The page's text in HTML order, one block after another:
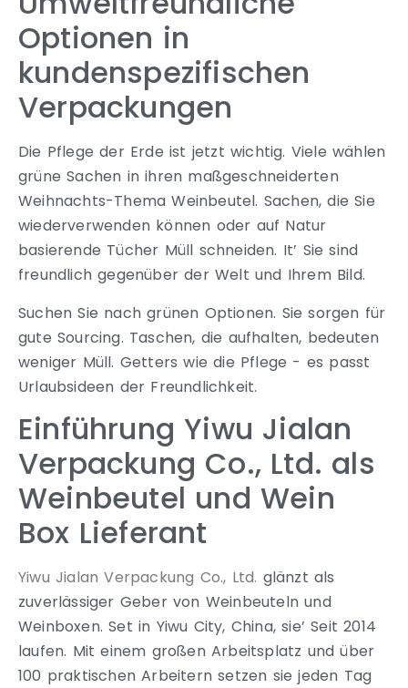
Optionen in
kundenspezifischen
Verpackungen
Die Pflege der Erde ist jetzt wichtig. Viele wählen
grüne Sachen in ihren maßgeschneiderten
Weihnachts-Thema Weinbeutel. Sachen, die Sie
wiederverwenden können oder auf Natur
basierende Tücher Müll schneiden. It’ Sie sind
freundlich gegenüber der Welt und Ihrem Bild.
Suchen Sie nach grünen Optionen. Sie sorgen für
gute Sourcing. Taschen, die aufhalten, bedeuten
weniger Müll. Getters wie die Pflege - es passt
Urlaubsideen der Freundlichkeit.
Einführung Yiwu Jialan
Verpackung Co., Ltd. als
Weinbeutel und Wein
Box Lieferant
Yiwu Jialan Verpackung Co., Ltd. glänzt als
zuverlässiger Geber von Weinbeuteln und
Weinboxen. Set in Yiwu City, China, sie’ Seit 2014
laufen. Mit einem großen Arbeitsplatz und über
100 praktischen Arbeitern setzen sie jeden Tag